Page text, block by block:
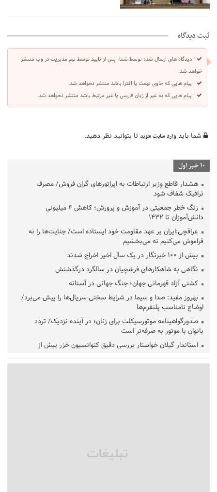
ثبت دیدگاه
دیدگاه های ارسال شده توسط شما، پس از تایید توسط تیم مدیریت در وب منتشر
خواهد شد.
پیام هایی که حاوی تهمت یا افترا باشد منتشر نخواهد شد.
پیام هایی که به غیر از زبان فارسی یا غیر مرتبط باشد منتشر نخواهد شد.
شما باید وارد سایت شوید تا بتوانید نظر دهید.
10 خبر اول
هشدار قاطع وزیر ارتباطات به اپراتورهای گران فروش/ مصرف
ترافیک شفاف شود
زنگ خطر جمعیتی در آموزش و پرورش؛ کاهش ۴ میلیونی
دانش‌آموزان تا ۱۴۳۲
عراقچی:ایران بر عهد مقاومت خود ایستاده است/ جنایت‌ها را نه
فراموش می‌کنیم نه می‌بخشیم
بیش از ۱۰۰ خبرنگار در یک سال اخیر اخراج شدند
نگاهی به شاهکارهای فرشچیان در سالگرد درگذشتش
کشتی آزاد قهرمانی جهان؛ جنگ جهانی در آستانه
بهروز مفید: صدا و سیما در شرایط سختی سریال‌ها را پیش می‌برد/
اوضاع نامناسب پلتفرم‌ها
صدورگواهینامه موتورسیکلت برای زنان؛ در آینده نزدیک/ تردد
بانوان با موتور به‌ صرفه‌تر است
استاندار گیلان خواستار بررسی دقیق کنوانسیون خزر پیش از
جهانگیر: امروز خبرنگاران ایران به عنوان خار چشم می‌درخشند